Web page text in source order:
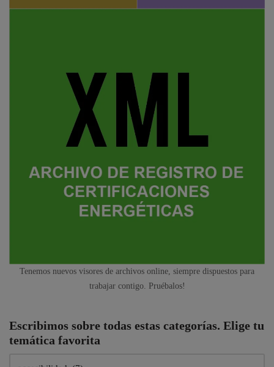
Tenemos nuevos visores de archivos online, siempre dispuestos para
trabajar contigo. Pruébalos!
Escribimos sobre todas estas categorías. Elige tu
temática favorita